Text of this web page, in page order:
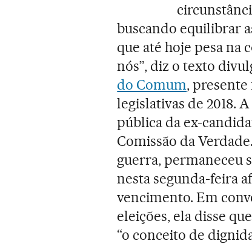
buscando equilibrar
que até hoje pesa na
nós”, diz o texto
do Comum, presente
legislativas de 2018.
pública da ex-
Comissão da
guerra, permaneceu
nesta segunda-feira
vencimento. Em
eleições, ela disse
“o conceito de